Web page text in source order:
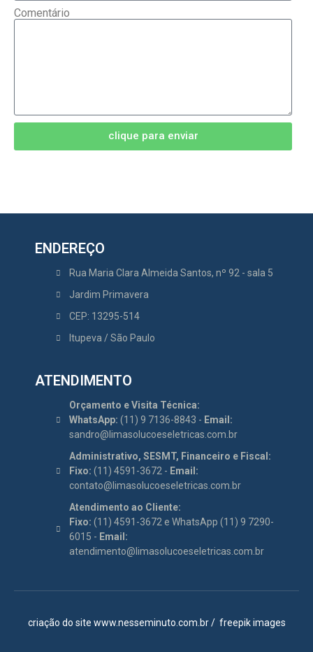
Comentário
clique para enviar
ENDEREÇO
Rua Maria Clara Almeida Santos, nº 92 - sala 5
Jardim Primavera
CEP: 13295-514
Itupeva / São Paulo
ATENDIMENTO
Orçamento e Visita Técnica:
WhatsApp: (11) 9 7136-8843 - Email:
sandro@limasolucoeseletricas.com.br
Administrativo, SESMT, Financeiro e Fiscal:
Fixo: (11) 4591-3672 - Email:
contato@limasolucoeseletricas.com.br
Atendimento ao Cliente:
Fixo: (11) 4591-3672 e WhatsApp (11) 9 7290-
6015 - Email:
atendimento@limasolucoeseletricas.com.br
criação do site www.nesseminuto.com.br/ freepik images